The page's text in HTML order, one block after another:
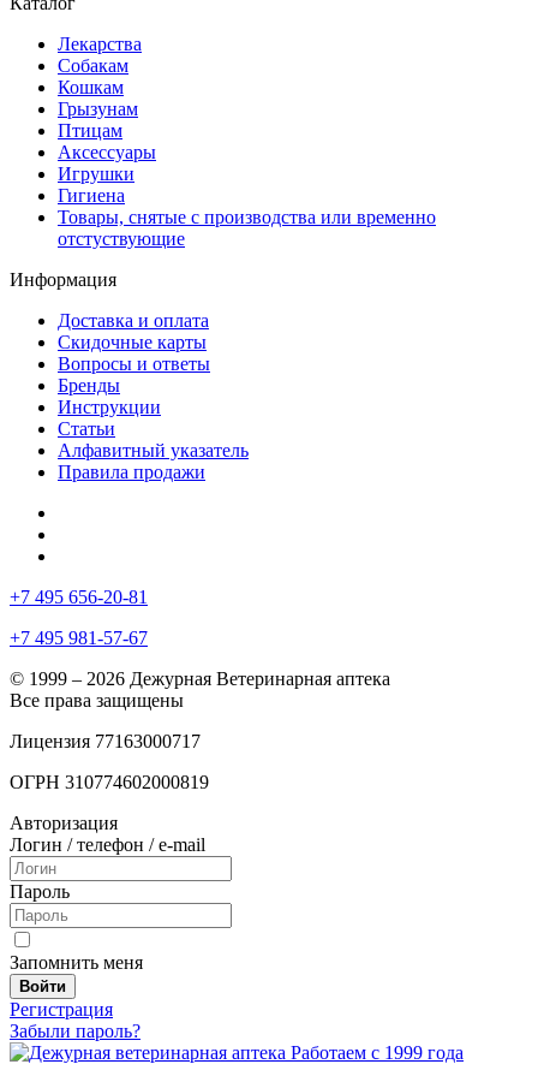
Лекарства
Собакам
Кошкам
Грызунам
Птицам
Аксессуары
Игрушки
Гигиена
Товары, снятые с производства или временно
отстуствующие
Информация
Доставка и оплата
Скидочные карты
Вопросы и ответы
Бренды
Инструкции
Статьи
Алфавитный указатель
Правила продажи
+7 495 656-20-81
+7 495 981-57-67
© 1999 – 2026 Дежурная Ветеринарная аптека
Все права защищены
Лицензия 77163000717
ОГРН 310774602000819
Авторизация
Логин / телефон / e-mail
Пароль
Запомнить меня
Войти
Регистрация
Забыли пароль?
Работаем с 1999 года